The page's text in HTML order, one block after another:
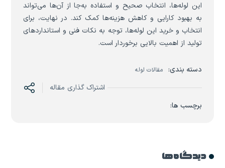
این لوله‌ها، انتخاب صحیح و استفاده به‌جا از آن‌ها می‌تواند
به بهبود کارایی و کاهش هزینه‌ها کمک کند. در نهایت، برای
انتخاب و خرید این لوله‌ها، توجه به نکات فنی و استانداردهای
تولید از اهمیت بالایی برخوردار است.
دسته بندی: مقالات لوله
اشتراک گذاری مقاله
برچسب ها:
دیدگاه ها